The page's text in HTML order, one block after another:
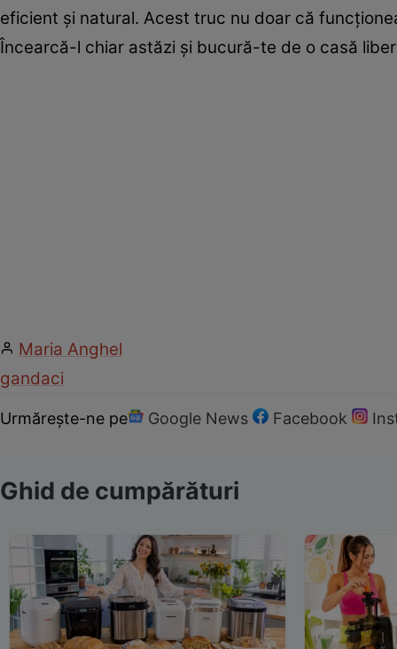
eficient și natural. Acest truc nu doar că
Încearcă-l chiar astăzi și bucură-te de o casă
Maria Anghel
gandaci
Urmărește-ne pe Google News Facebook
Ghid de cumpărături